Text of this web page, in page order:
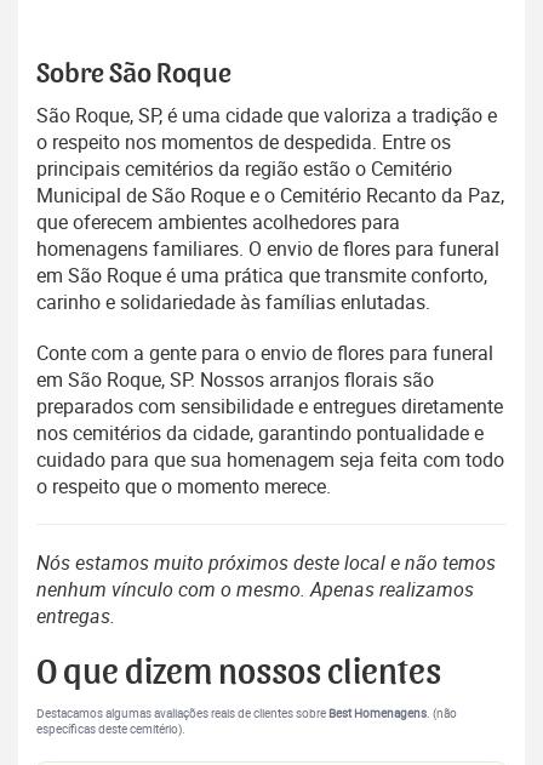
Sobre São Roque
São Roque, SP, é uma cidade que valoriza a tradição e
o respeito nos momentos de despedida. Entre os
principais cemitérios da região estão o Cemitério
Municipal de São Roque e o Cemitério Recanto da Paz,
que oferecem ambientes acolhedores para
homenagens familiares. O envio de flores para funeral
em São Roque é uma prática que transmite conforto,
carinho e solidariedade às famílias enlutadas.
Conte com a gente para o envio de flores para funeral
em São Roque, SP. Nossos arranjos florais são
preparados com sensibilidade e entregues diretamente
nos cemitérios da cidade, garantindo pontualidade e
cuidado para que sua homenagem seja feita com todo
o respeito que o momento merece.
Nós estamos muito próximos deste local e não temos
nenhum vínculo com o mesmo. Apenas realizamos
entregas.
O que dizem nossos clientes
Destacamos algumas avaliações reais de clientes sobre Best Homenagens. (não
específicas deste cemitério).